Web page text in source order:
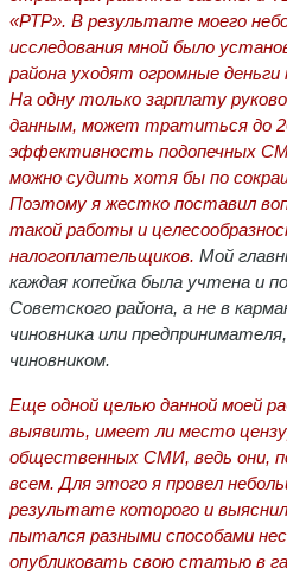
«РТР». В результате моего
исследования мной было
района уходят огромные
На одну только зарплату
данным, может тратиться до
эффективность подопечных
можно судить хотя бы по
Поэтому я жестко поставил
такой работы и
налогоплательщиков. Мой
каждая копейка была учтена и
Советского района, а не в
чиновника или
чиновником.
Еще одной целью данной моей
выявить, имеет ли место
общественных СМИ, ведь они,
всем. Для этого я провел
результате которого и
пытался разными способами
опубликовать свою статью в